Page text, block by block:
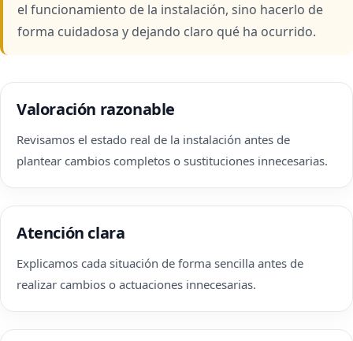
el funcionamiento de la instalación, sino hacerlo de
forma cuidadosa y dejando claro qué ha ocurrido.
Valoración razonable
Revisamos el estado real de la instalación antes de
plantear cambios completos o sustituciones innecesarias.
Atención clara
Explicamos cada situación de forma sencilla antes de
realizar cambios o actuaciones innecesarias.